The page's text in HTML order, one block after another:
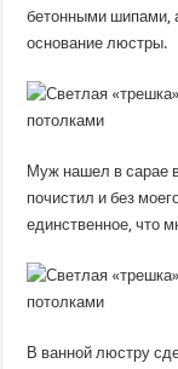
бетонными шипами,
основание люстры.
Муж нашел в сарае
почистил и без
единственное, что
В ванной люстру